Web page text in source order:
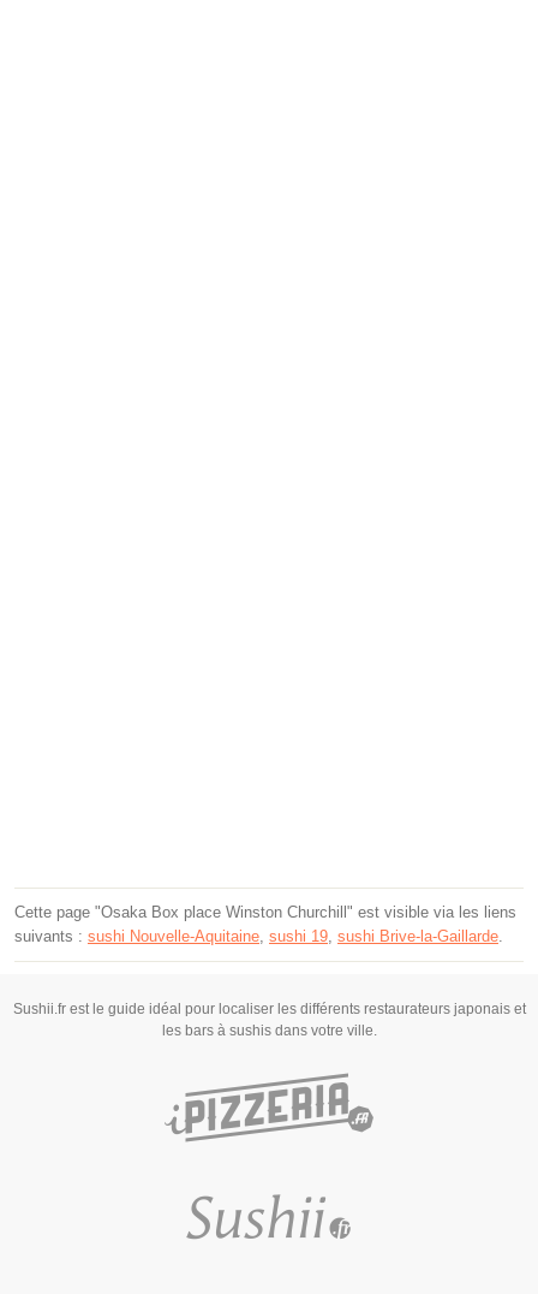
Cette page "Osaka Box place Winston Churchill" est visible via les liens
suivants : sushi Nouvelle-Aquitaine, sushi 19, sushi Brive-la-Gaillarde.
Sushii.fr est le guide idéal pour localiser les différents restaurateurs japonais et
les bars à sushis dans votre ville.